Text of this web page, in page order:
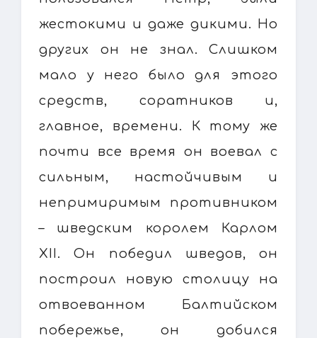
жестокими и даже дикими. Но
других он не знал. Слишком
мало у него было для этого
средств, соратников и,
главное, времени. К тому же
почти все время он воевал с
сильным, настойчивым и
непримиримым противником
– шведским королем Карлом
XII. Он победил шведов, он
построил новую столицу на
отвоеванном Балтийском
побережье, он добился